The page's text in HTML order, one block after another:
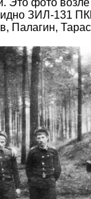
Это фото возле
ЗИЛ-131
Палагин,